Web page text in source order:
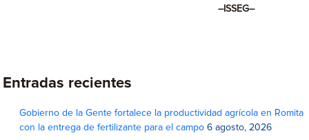
–ISSEG–
Entradas recientes
Gobierno de la Gente fortalece la productividad agrícola en Romita
con la entrega de fertilizante para el campo 6 agosto, 2026